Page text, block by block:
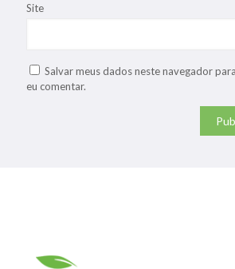
Site
Salvar meus dados neste navegador
eu comentar.